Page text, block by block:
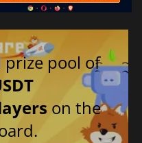
pool of
on the